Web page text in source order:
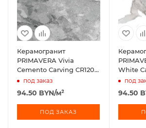
Керамогранит
PRIMAVERA Vivia
Cemento Carving CR120
60х60 см
под заказ
94.50 BYN/м²
ПОД ЗАКАЗ
White
60х60
под
94.50